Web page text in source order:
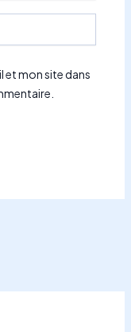
et mon site dans